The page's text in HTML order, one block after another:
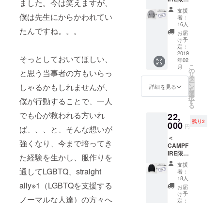
ました。今は笑えますが、
僕は先生にからかわれてい
たんですね。。。
そっとしておいてほしい、
と思う当事者の方もいらっ
しゃるかもしれませんが、
僕が行動することで、一人
でも心が救われる方いれ
ば、、、と、そんな想いが
強くなり、今まで培ってき
た経験を生かし、服作りを
通してLGBTQ、straight
ally※1（LGBTQを支援する
ノーマルな人達）の方々へ
10
ワール
ド北青
山ビル
1F 消費
税／送
料込み
はプロ
ジェク
ト本文
をご覧
くださ
い。 消
費税／
送料込
ス
ウェッ
ト＆デ
ビュー
イベン
トご招
待券の
セット
＞ 2019
年3月の
デ
ビュー
イベン
ひス
ウェッ
トを着
ていら
してく
ださ
い！ ・
ウェッ
ト リ
バーシ
ブル仕
支援
者：
16人
お届
け予
定：
2019
年02
月
詳細を見る
こ
の
リ
タ
ー
ン
を
選
択
す
る
22,
000 円
残り2
＜
CAMPF
IRE限定
ス
ウェッ
ト＆デ
ビュー
イベン
トご招
支援
者：
18人
お届
け予
定：